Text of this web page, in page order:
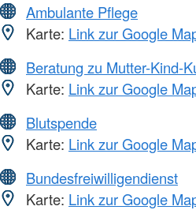
Ambulante Pflege
Karte: Link zur Google
Beratung zu Mutter-Kind-
Karte: Link zur Google
Blutspende
Karte: Link zur Google
Bundesfreiwilligendienst
Karte: Link zur Google